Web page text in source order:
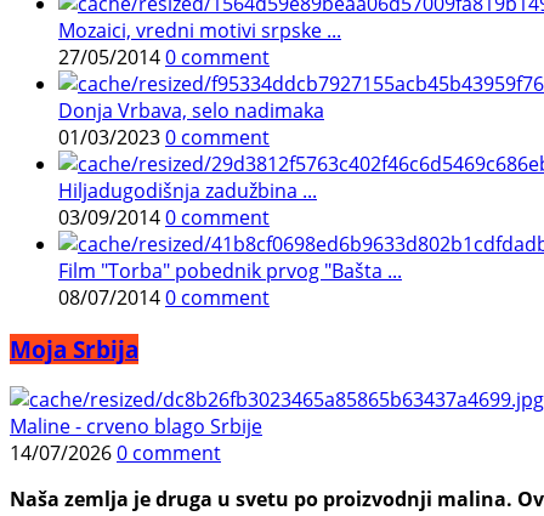
Mozaici, vredni motivi srpske ...
27/05/20140 comment
Donja Vrbava, selo nadimaka
01/03/20230 comment
Hiljadugodišnja zadužbina ...
03/09/20140 comment
Film "Torba" pobednik prvog "Bašta ...
08/07/20140 comment
Moja Srbija
Maline - crveno blago Srbije
14/07/20260 comment
Naša zemlja je druga u svetu po proizvodnji malina.